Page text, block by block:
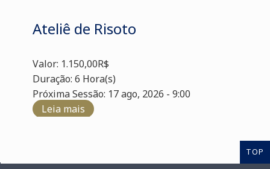
Ateliê de Risoto
Valor: 1.150,00R$
Duração: 6 Hora(s)
Próxima Sessão: 17 ago, 2026 - 9:00
Leia mais
TOP